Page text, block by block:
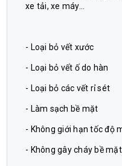
xe tải, xe máy…
- Loại bỏ vết xước
- Loại bỏ vết ố do hàn
- Loại bỏ các vết rỉ sét
- Làm sạch bề mặt
- Không giới hạn tốc độ
- Không gây cháy bề